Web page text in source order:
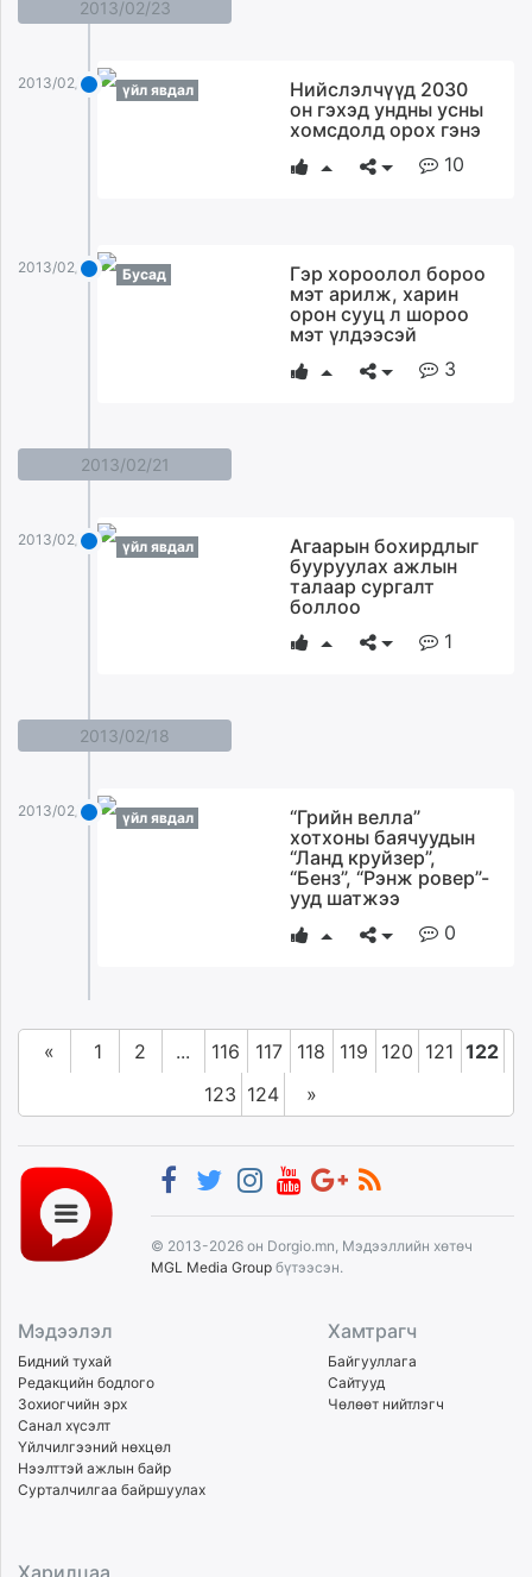
2013/02/23
2013/02/23 үйл явдал
Нийслэлчүүд 2030
он гэхэд ундны усны
хомсдолд орох гэнэ
10
2013/02/23 Бусад
Гэр хороолол бороо
мэт арилж, харин
орон сууц л шороо
мэт үлдээсэй
3
2013/02/21
2013/02/21 үйл явдал
Aгаарын бохирдлыг
бууруулах ажлын
талаар сургалт
боллоо
1
2013/02/18
2013/02/18 үйл явдал
“Грийн велла”
хотхоны баячуудын
“Ланд круйзер”,
“Бенз”, “Рэнж ровер”-
ууд шатжээ
0
« 1 2 ... 116 117 118 119 120 121 122
123 124 »
© 2013-2026 он Dorgio.mn, Мэдээллийн хөтөч
MGL Media Group бүтээсэн.
Мэдээлэл
Бидний тухай
Редакцийн бодлого
Зохиогчийн эрх
Санал хүсэлт
Үйлчилгээний нөхцөл
Нээлттэй ажлын байр
Сурталчилгаа байршуулах
Хамтрагч
Байгууллага
Сайтууд
Чөлөөт нийтлэгч
Харилцаа